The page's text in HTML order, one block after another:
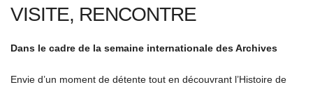
VISITE, RENCONTRE
Dans le cadre de la semaine internationale des Archives
Envie d’un moment de détente tout en découvrant l’Histoire de